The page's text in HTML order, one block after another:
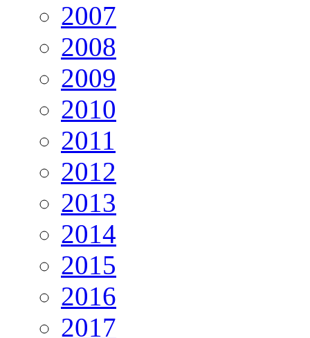
2007
2008
2009
2010
2011
2012
2013
2014
2015
2016
2017